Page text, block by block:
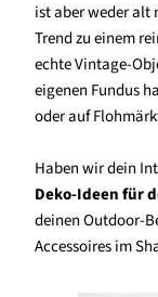
ist aber weder alt
Trend zu einem
echte Vintage-
eigenen Fundus
oder auf
Haben wir dein
Deko-Ideen für
deinen Outdoor-
Accessoires im